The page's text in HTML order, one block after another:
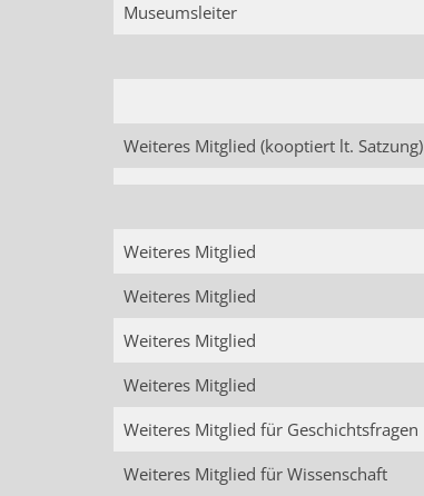
Museumsleiter
Weiteres Mitglied (kooptiert lt. Satzung)
Weiteres Mitglied
Weiteres Mitglied
Weiteres Mitglied
Weiteres Mitglied
Weiteres Mitglied für Geschichtsfragen
Weiteres Mitglied für Wissenschaft